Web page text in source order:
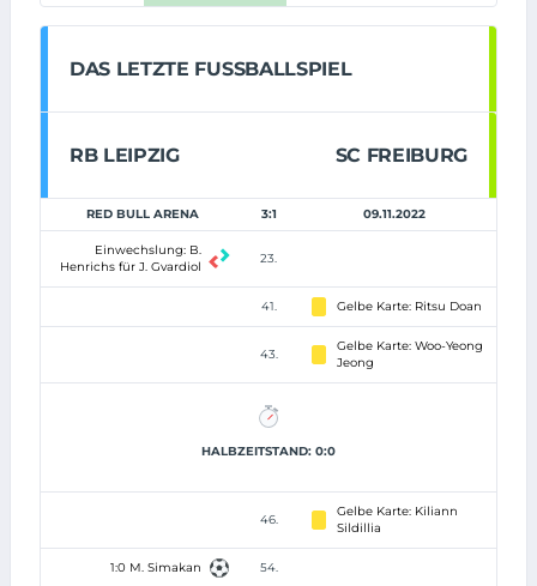
DAS LETZTE FUSSBALLSPIEL
RB LEIPZIG SC FREIBURG
RED BULL ARENA 3:1 09.11.2022
Einwechslung: B.
Henrichs für J. Gvardiol
23.
41. Gelbe Karte: Ritsu Doan
43.
Gelbe Karte: Woo-Yeong
Jeong
HALBZEITSTAND: 0:0
46.
Gelbe Karte: Kiliann
Sildillia
1:0 M. Simakan 54.